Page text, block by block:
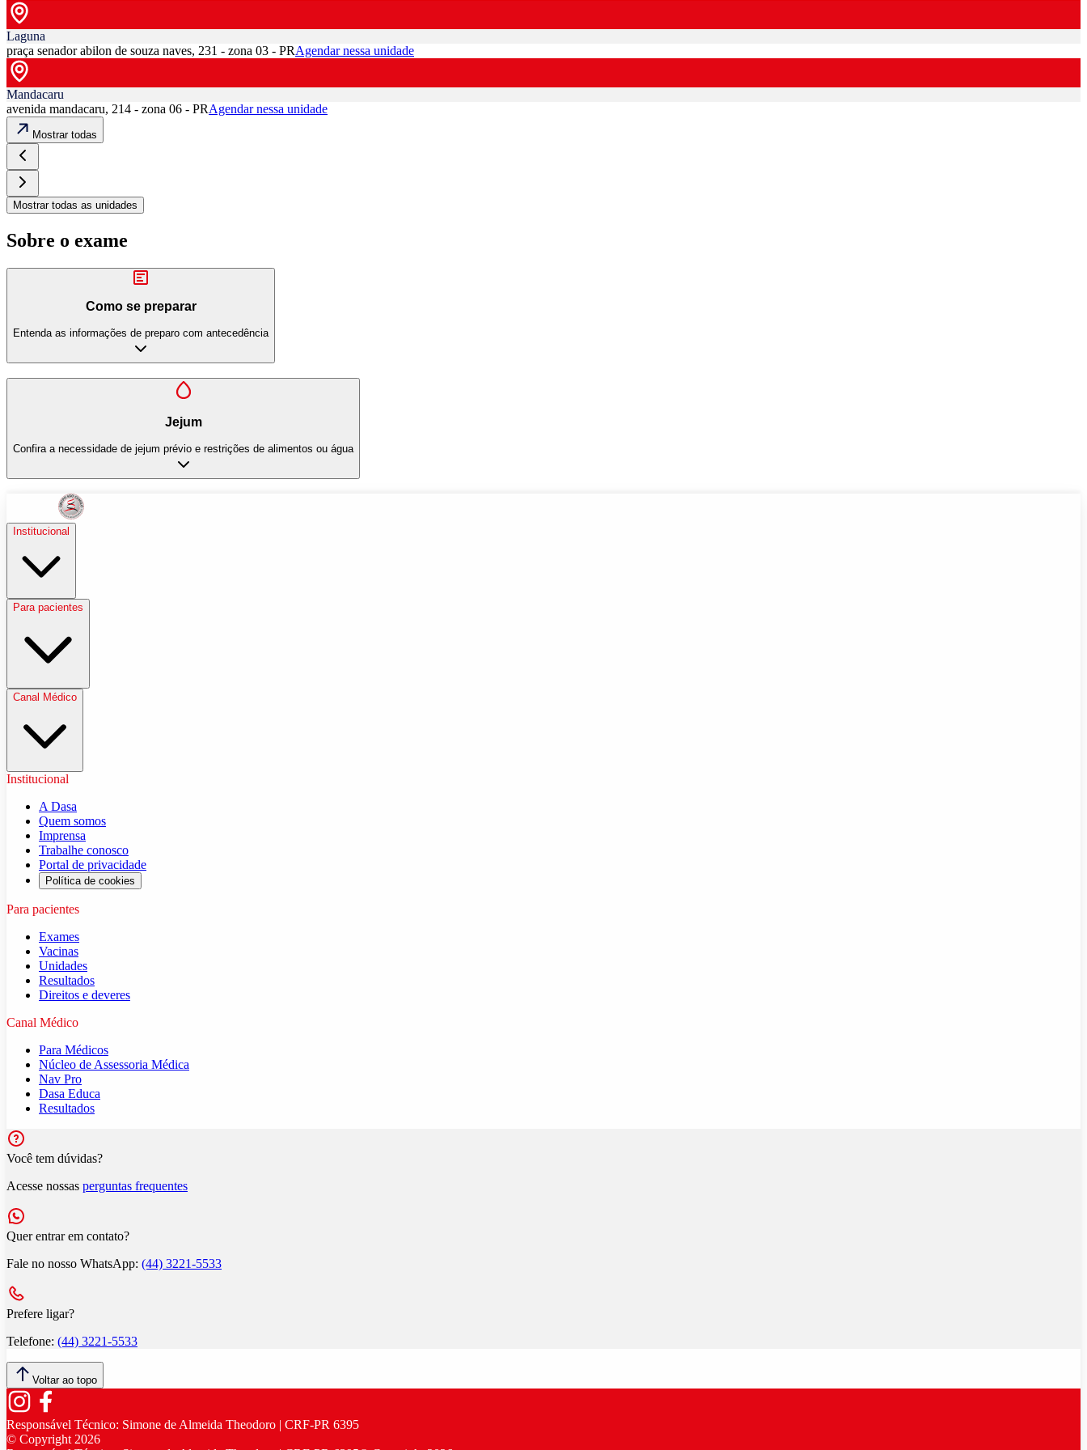
Laguna
praça senador abilon de souza naves, 231 - zona 03 - PRAgendar nessa unidade
Mandacaru
avenida mandacaru, 214 - zona 06 - PRAgendar nessa unidade
Mostrar todas
Mostrar todas as unidades
Sobre o exame
Como se preparar
Entenda as informações de preparo com antecedência
Jejum
Confira a necessidade de jejum prévio e restrições de alimentos ou água
Institucional
Para pacientes
Canal Médico
Institucional
A Dasa
Quem somos
Imprensa
Trabalhe conosco
Portal de privacidade
Política de cookies
Para pacientes
Exames
Vacinas
Unidades
Resultados
Direitos e deveres
Canal Médico
Para Médicos
Núcleo de Assessoria Médica
Nav Pro
Dasa Educa
Resultados
Você tem dúvidas?
Acesse nossas perguntas frequentes
Quer entrar em contato?
Fale no nosso WhatsApp: (44) 3221-5533
Prefere ligar?
Telefone: (44) 3221-5533
Voltar ao topo
Responsável Técnico: Simone de Almeida Theodoro | CRF-PR 6395
© Copyright 2026